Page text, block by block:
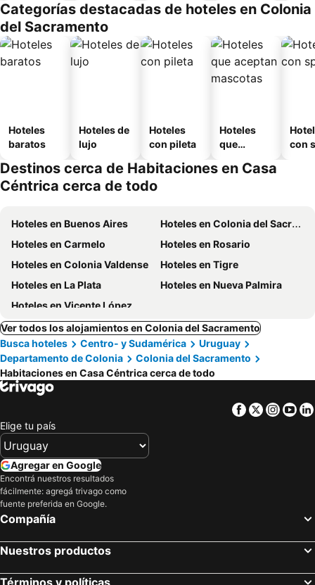
Categorías destacadas de hoteles en Colonia
del Sacramento
Hoteles
baratos
Hoteles de
lujo
Hoteles
con pileta
Hoteles
que
mascotas
con
Destinos cerca de Habitaciones en Casa
Céntrica cerca de todo
Hoteles en Buenos Aires
Hoteles en Colonia del Sacramento
Hoteles en Carmelo
Hoteles en Rosario
Hoteles en Colonia Valdense
Hoteles en Tigre
Hoteles en La Plata
Hoteles en Nueva Palmira
Hoteles en Vicente López
Ver todos los alojamientos en Colonia del Sacramento
Busca hoteles
Centro- y Sudamérica
Uruguay
Departamento de Colonia
Colonia del Sacramento
Habitaciones en Casa Céntrica cerca de todo
Facebook
Twitter
Elige tu país
Agregar en Google
Encontrá nuestros resultados
fácilmente: agregá trivago como
fuente preferida en Google.
Compañía
Nuestros productos
Términos y políticas